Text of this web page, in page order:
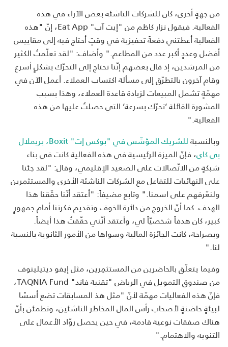
من جهةٍ أخرى، كان للشركات الناشئة بعض الآراء في هذه
الفعالية. فيقول نزار كاظم من "إيت آب" Eat App، إنّ "هذه
الفعالية أعطتني دفعةً تحفيزية في وقتٍ أحتاج فيه إلى مقاييس
أفضل وعددٍ أكبر عدد من المطاعم." وأضاف: "لقد تعلّمتُ الكثير
من المرشدين، إذ قال بعضهم إنّنا نحتاج إلى التحرّك بشكلٍ أسرع
وقام آخرون بالتطرّق إلى مسألة اكتساب العملاء. أعمل الآن في
مهمّةٍ تشمل المبيعات لزيادة قاعدة العملاء، وهذا بسبب
المشورة القائلة ‘تحرّك بسرعة‘ التي حصلتُ عليها من هذه
الفعالية."
وبالنسبة
للشريك المؤسِّس في "بوكس إت" Boxit، بريملال
بي كاي، فإنّ الميزة الرئيسية في هذه الفعالية كانت في بناء
شبكةٍ من الاتّصالات على الصعيد الإقليمي، وقال: "لقد جئنا
على النهائيات للتفاعل مع الشركات الناشئة الأخرى والمستثمِرين
ولنعّرفهم على اسمنا." وتابع مضيفاً: "أعتقد أنّنا حقّقنا هذا
الهدف. كما أنّ الخروج من دائرة الخوف وتقديم فكرتنا أمام جمهورٍ
كبير، كان هدفاً شخصيّاً لي، وأعتقد أنّني حقّقتُ هذا أيضاً.
وبصراحة، كانت الجائزة المالية وسواها من الأمور الثانوية بالنسبة
لنا."
وفيما يتعلّق بالحاضرين من المستثمِرين، مثل إيفو ديتيلينوف
من صندوق التمويل في الرياض "تقنية فاند" TAQNIA Fund،
فإنّ هذه الفعاليات مهمّة لأنّ "مثل هذ المسابقات تضع أسسًا
لبيئةٍ حاضنةٍ لأصحاب رأس المال المخاطر الناشئين، وتطمئن بأنّ
هناك صفقات نوعية قادمة، في حين يحصل روّاد الأعمال على
التنويه والاهتمام."